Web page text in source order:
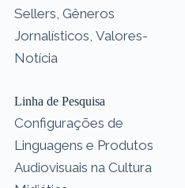
Sellers, Gêneros
Jornalísticos, Valores-
Notícia
Linha de Pesquisa
Configurações de
Linguagens e Produtos
Audiovisuais na Cultura